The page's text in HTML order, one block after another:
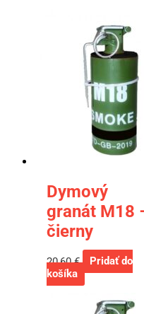
Dymový
granát M18
čierny
20,60€
Pridať do
košíka